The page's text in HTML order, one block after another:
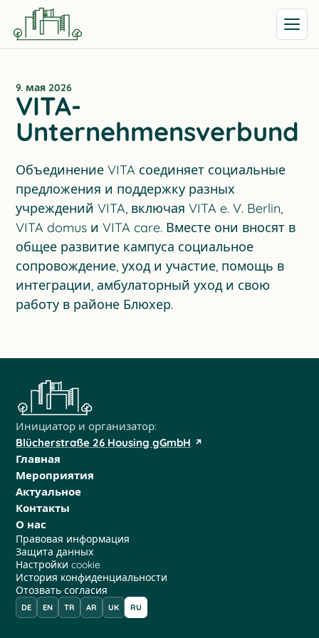
9. мая 2026
VITA-
Unternehmensverbund
Объединение VITA соединяет социальные
предложения и поддержку разных
учреждений VITA, включая VITA e. V. Berlin,
VITA domus и VITA care. Вместе они вносят в
общее развитие кампуса социальное
сопровождение, уход и участие, помощь в
интеграции, амбулаторный уход и свою
работу в районе Блюхер.
Инициатор и организатор:
Blücherstraße 26 Housing gGmbH
Главная
Мероприятия
Актуальное
Контакты
О нас
Правовая информация
Защита данных
Настройки cookie
История конфиденциальности
Отозвать согласия
DE EN TR AR UK RU